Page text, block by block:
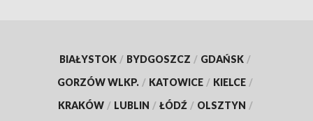
BIAŁYSTOK / BYDGOSZCZ / GDAŃSK /
GORZÓW WLKP. / KATOWICE / KIELCE /
KRAKÓW / LUBLIN / ŁÓDŹ / OLSZTYN /